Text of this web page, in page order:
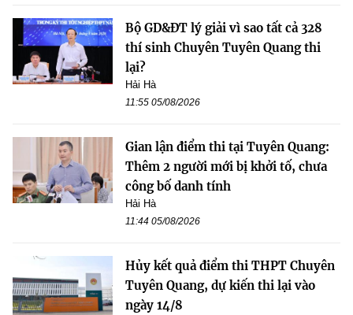
Bộ GD&ĐT lý giải vì sao tất cả 328
thí sinh Chuyên Tuyên Quang thi
lại?
Hải Hà
11:55 05/08/2026
Gian lận điểm thi tại Tuyên Quang:
Thêm 2 người mới bị khởi tố, chưa
công bố danh tính
Hải Hà
11:44 05/08/2026
Hủy kết quả điểm thi THPT Chuyên
Tuyên Quang, dự kiến thi lại vào
ngày 14/8